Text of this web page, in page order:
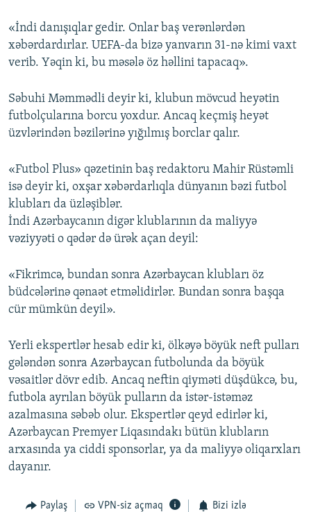
«İndi danışıqlar gedir. Onlar baş verənlərdən
xəbərdardırlar. UEFA-da bizə yanvarın 31-nə kimi vaxt
verib. Yəqin ki, bu məsələ öz həllini tapacaq».
Səbuhi Məmmədli deyir ki, klubun mövcud heyətin
futbolçularına borcu yoxdur. Ancaq keçmiş heyət
üzvlərindən bəzilərinə yığılmış borclar qalır.
«Futbol Plus» qəzetinin baş redaktoru Mahir Rüstəmli
isə deyir ki, oxşar xəbərdarlıqla dünyanın bəzi futbol
klubları da üzləşiblər.
İndi Azərbaycanın digər klublarının da maliyyə
vəziyyəti o qədər də ürək açan deyil:
«Fikrimcə, bundan sonra Azərbaycan klubları öz
büdcələrinə qənaət etməlidirlər. Bundan sonra başqa
cür mümkün deyil».
Yerli ekspertlər hesab edir ki, ölkəyə böyük neft pulları
gələndən sonra Azərbaycan futbolunda da böyük
vəsaitlər dövr edib. Ancaq neftin qiyməti düşdükcə, bu,
futbola ayrılan böyük pulların da istər-istəməz
azalmasına səbəb olur. Ekspertlər qeyd edirlər ki,
Azərbaycan Premyer Liqasındakı bütün klubların
arxasında ya ciddi sponsorlar, ya da maliyyə oliqarxları
dayanır.
Paylaş VPN-siz açmaq Bizi izlə